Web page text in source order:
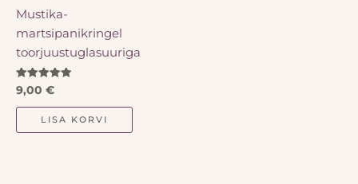
Mustika-
martsipanikringel
toorjuustuglasuuriga
Hinnanguga
5.00
/ 5
9,00 €
LISA KORVI